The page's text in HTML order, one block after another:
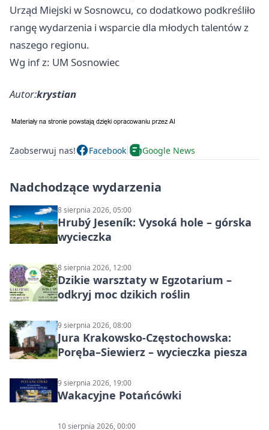
Urząd Miejski w Sosnowcu, co dodatkowo podkreśliło
rangę wydarzenia i wsparcie dla młodych talentów z
naszego regionu.
Wg inf z: UM Sosnowiec
Autor:krystian
Zaobserwuj nas! Facebook Google News
Nadchodzące wydarzenia
8 sierpnia 2026, 05:00
Hrubý Jeseník: Vysoká hole – górska
wycieczka
8 sierpnia 2026, 12:00
Dzikie warsztaty w Egzotarium –
odkryj moc dzikich roślin
9 sierpnia 2026, 08:00
Jura Krakowsko-Częstochowska:
Poręba–Siewierz – wycieczka piesza
9 sierpnia 2026, 19:00
Wakacyjne Potańcówki
10 sierpnia 2026, 00:00